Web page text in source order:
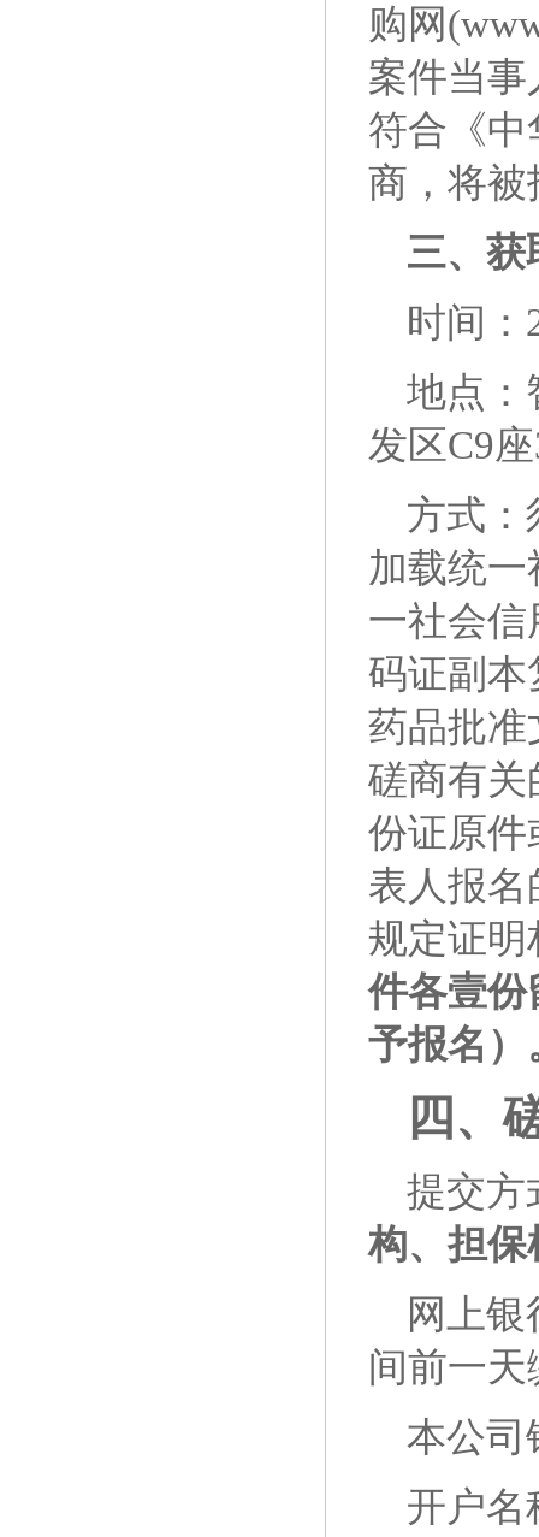
购网
案件当
符合《
商，将被
三、获
时间：
地点：
发区C9座
方式：
加载统
一社会
码证副
药品批准
磋商有关
份证原件
表人报
规定证明
件各壹份
予报名）
四、
提交方
构、担保
网上
间前一
本公司
开户名